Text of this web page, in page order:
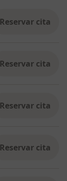
Reservar cita
Reservar cita
Reservar cita
Reservar cita